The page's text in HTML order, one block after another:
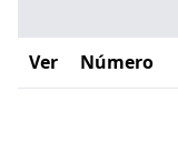
Ver Número